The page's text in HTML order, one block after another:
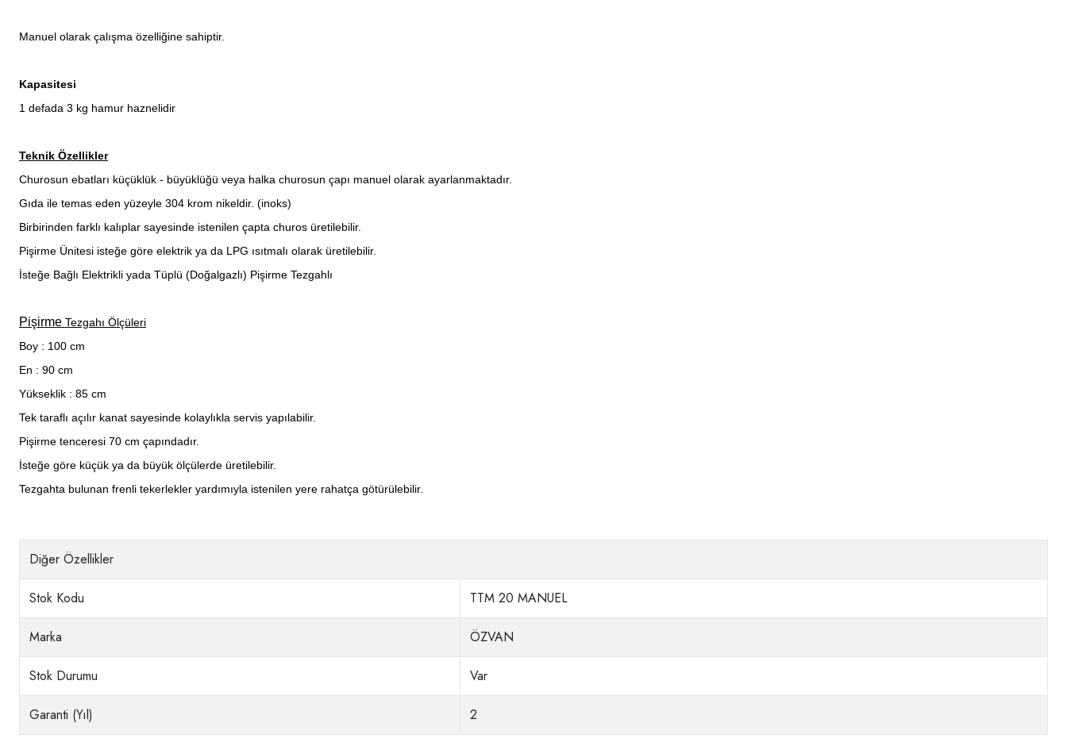
Manuel olarak çalışma özelliğine sahiptir.
Kapasitesi
1 defada 3 kg hamur haznelidir
Teknik Özellikler
Churosun ebatları küçüklük - büyüklüğü veya halka churosun çapı manuel olarak ayarlanmaktadır.
Gıda ile temas eden yüzeyle 304 krom nikeldir. (inoks)
Birbirinden farklı kalıplar sayesinde istenilen çapta churos üretilebilir.
Pişirme Ünitesi isteğe göre elektrik ya da LPG ısıtmalı olarak üretilebilir.
İsteğe Bağlı Elektrikli yada Tüplü (Doğalgazlı) Pişirme Tezgahlı
Pişirme Tezgahı Ölçüleri
Boy : 100 cm
En : 90 cm
Yükseklik : 85 cm
Tek taraflı açılır kanat sayesinde kolaylıkla servis yapılabilir.
Pişirme tenceresi 70 cm çapındadır.
İsteğe göre küçük ya da büyük ölçülerde üretilebilir.
Tezgahta bulunan frenli tekerlekler yardımıyla istenilen yere rahatça götürülebilir.
Diğer Özellikler
Stok Kodu TTM 20 MANUEL
Marka ÖZVAN
Stok Durumu Var
Garanti (Yıl) 2